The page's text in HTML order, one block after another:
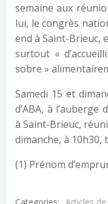
semaine aux
lui, le congrès
end à Saint-Brieuc,
surtout «
sobre »
Samedi 15 et
d’ABA, à
à Saint-Brieuc,
dimanche, à 10h30,
(1) Prénom
Categories: